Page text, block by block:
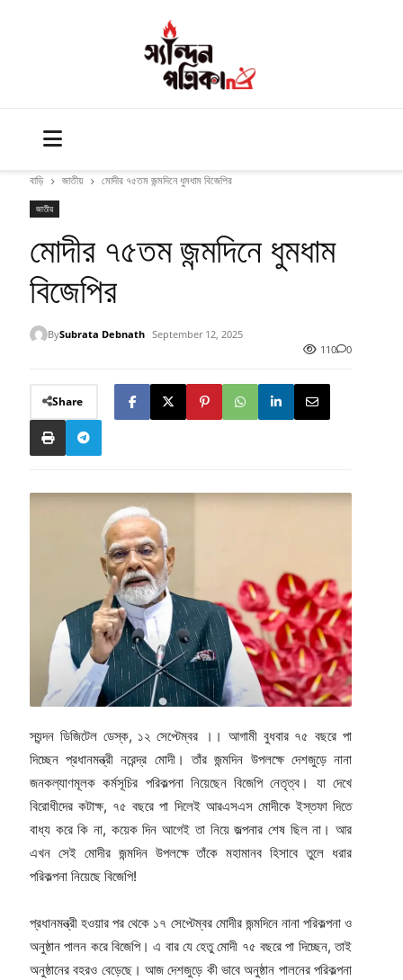
বাড়ি জাতীয় মোদীর ৭৫তম জন্মদিনে ধুমধাম বিজেপির
জাতীয়
মোদীর ৭৫তম জন্মদিনে ধুমধাম
বিজেপির
BySubrata Debnath September 12, 2025
110
0
Share
স্যন্দন ডিজিটেল ডেস্ক, ১২ সেপ্টেম্বর ।। আগামী বুধবার ৭৫ বছরে পা
দিচ্ছেন প্রধানমন্ত্রী নরেন্দ্র মোদী। তাঁর জন্মদিন উপলক্ষে দেশজুড়ে নানা
জনকল্যাণমূলক কর্মসূচির পরিকল্পনা নিয়েছেন বিজেপি নেতৃত্ব। যা দেখে
বিরোধীদের কটাক্ষ, ৭৫ বছরে পা দিলেই আরএসএস মোদীকে ইস্তফা দিতে
বাধ্য করে কি না, কয়েক দিন আগেই তা নিয়ে জল্পনার শেষ ছিল না। আর
এখন সেই মোদীর জন্মদিন উপলক্ষে তাঁকে মহামানব হিসাবে তুলে ধরার
পরিকল্পনা নিয়েছে বিজেপি!
প্রধানমন্ত্রী হওয়ার পর থেকে ১৭ সেপ্টেম্বর মোদীর জন্মদিনে নানা পরিকল্পনা ও
অনুষ্ঠান পালন করে বিজেপি। এ বার যে হেতু মোদী ৭৫ বছরে পা দিচ্ছেন, তাই
অনুষ্ঠানের বহরও বেড়েছে। আজ দেশজুড়ে কী ভাবে অনুষ্ঠান পালনের পরিকল্পনা